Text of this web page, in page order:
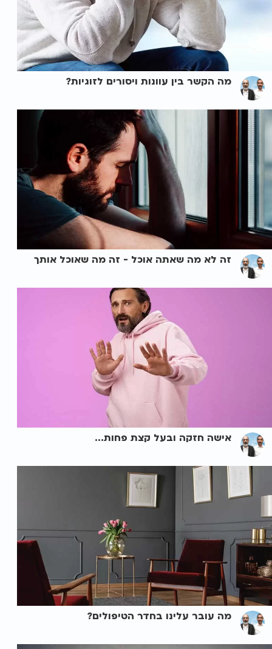
מה הקשר בין עוונות ויסורים לזוגיות?
זה לא מה שאתה אוכל - זה מה שאוכל אותך
אישה חזקה ובעל קצת פחות...
מה עובר עלינו בחדר הטיפולים?